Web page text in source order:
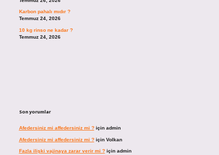
Karbon pahalı mıdır ?
Temmuz 24, 2026
10 kg rinso ne kadar ?
Temmuz 24, 2026
Son yorumlar
Afedersiniz mi affedersiniz mi ?için admin
Afedersiniz mi affedersiniz mi ?için Volkan
Fazla ilişki vajinaya zarar verir mi ?için admin